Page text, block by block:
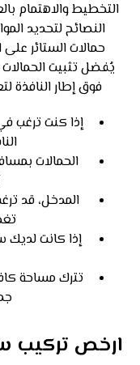
التخطيط والاهتمام
النصائح لتحديد
حمالات الستائر على
فوق إطار النافذة
إذا كنت ترغب
الحمالات
المدخل، قد
إذا كانت
تترك مساحة
ارخص تركيب